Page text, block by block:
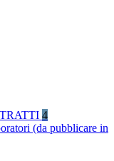
4
(da pubblicare in